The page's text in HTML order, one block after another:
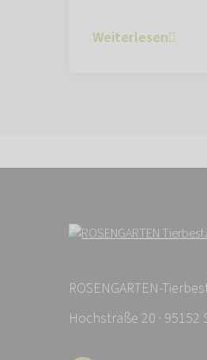
Weiterlesen
ROSENGARTEN-
Hochstraße 20 · 95152